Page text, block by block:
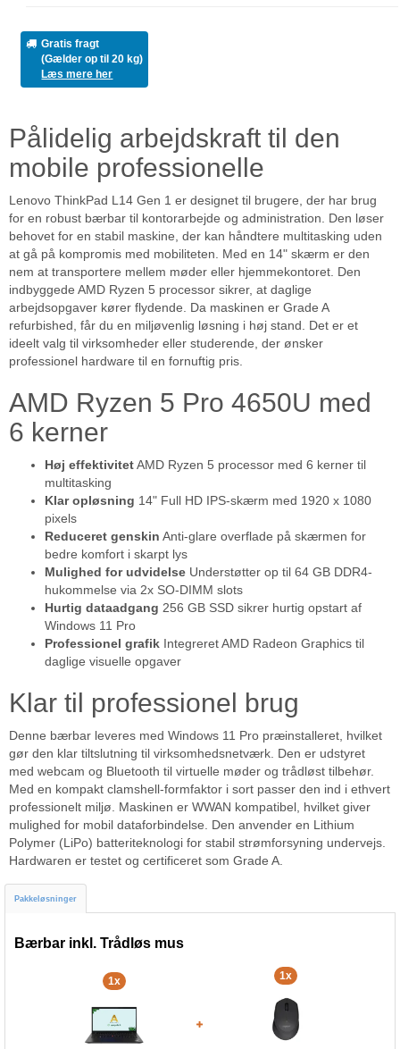
Gratis fragt
(Gælder op til 20 kg)
Læs mere her
Pålidelig arbejdskraft til den
mobile professionelle
Lenovo ThinkPad L14 Gen 1 er designet til brugere, der har brug
for en robust bærbar til kontorarbejde og administration. Den løser
behovet for en stabil maskine, der kan håndtere multitasking uden
at gå på kompromis med mobiliteten. Med en 14" skærm er den
nem at transportere mellem møder eller hjemmekontoret. Den
indbyggede AMD Ryzen 5 processor sikrer, at daglige
arbejdsopgaver kører flydende. Da maskinen er Grade A
refurbished, får du en miljøvenlig løsning i høj stand. Det er et
ideelt valg til virksomheder eller studerende, der ønsker
professionel hardware til en fornuftig pris.
AMD Ryzen 5 Pro 4650U med
6 kerner
Høj effektivitetAMD Ryzen 5 processor med 6 kerner til
multitasking
Klar opløsning 14" Full HD IPS-skærm med 1920 x 1080
pixels
Reduceret genskin Anti-glare overflade på skærmen for
bedre komfort i skarpt lys
Mulighed for udvidelse Understøtter op til 64 GB DDR4-
hukommelse via 2x SO-DIMM slots
Hurtig dataadgang 256 GB SSD sikrer hurtig opstart af
Windows 11 Pro
Professionel grafik Integreret AMD Radeon Graphics til
daglige visuelle opgaver
Klar til professionel brug
Denne bærbar leveres med Windows 11 Pro præinstalleret, hvilket
gør den klar tiltslutning til virksomhedsnetværk. Den er udstyret
med webcam og Bluetooth til virtuelle møder og trådløst tilbehør.
Med en kompakt clamshell-formfaktor i sort passer den ind i ethvert
professionelt miljø. Maskinen er WWAN kompatibel, hvilket giver
mulighed for mobil dataforbindelse. Den anvender en Lithium
Polymer (LiPo) batteriteknologi for stabil strømforsyning undervejs.
Hardwaren er testet og certificeret som Grade A.
Pakkeløsninger
Bærbar inkl. Trådløs mus
1x 1x